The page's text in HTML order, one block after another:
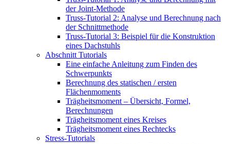
der Joint-Methode
Truss-Tutorial 2: Analyse und Berechnung nach
der Schnittmethode
Truss-Tutorial 3: Beispiel für die Konstruktion
eines Dachstuhls
Abschnitt Tutorials
Eine einfache Anleitung zum Finden des
Schwerpunkts
Berechnung des statischen / ersten
Flächenmoments
Trägheitsmoment – ​​Übersicht, Formel,
Berechnungen
Trägheitsmoment eines Kreises
Trägheitsmoment eines Rechtecks
Stress-Tutorials